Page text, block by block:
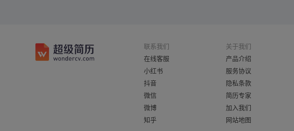
联系我们
在线客服
小红书
抖音
微信
微博
知乎
关于我们
产品介绍
服务协议
隐私条款
简历专家
加入我们
网站地图